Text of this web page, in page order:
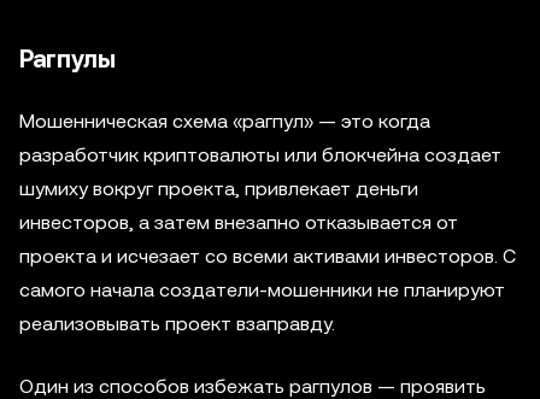
Рагпулы
Мошенническая схема «рагпул» — это когда
разработчик криптовалюты или блокчейна создает
шумиху вокруг проекта, привлекает деньги
инвесторов, а затем внезапно отказывается от
проекта и исчезает со всеми активами инвесторов. С
самого начала создатели-мошенники не планируют
реализовывать проект взаправду.
Один из способов избежать рагпулов — проявить